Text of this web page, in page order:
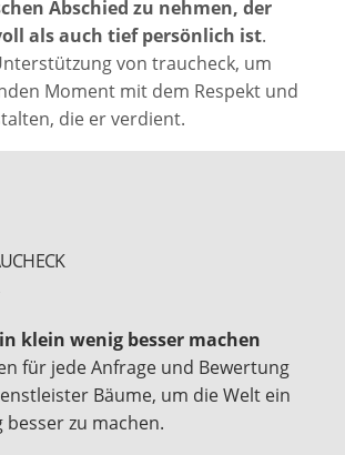
Abschied zu nehmen, der
als auch tief persönlich ist.
von traucheck, um
Moment mit dem Respekt und
die er verdient.
klein wenig besser machen
für jede Anfrage und Bewertung
Bäume, um die Welt ein
besser zu machen.